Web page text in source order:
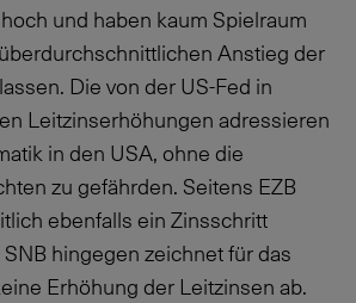
und haben kaum Spielraum
Anstieg der
Die von der US-Fed in
Leitzinserhöhungen adressieren
in den USA, ohne die
zu gefährden. Seitens EZB
ebenfalls ein Zinsschritt
hingegen zeichnet für das
Erhöhung der Leitzinsen ab.